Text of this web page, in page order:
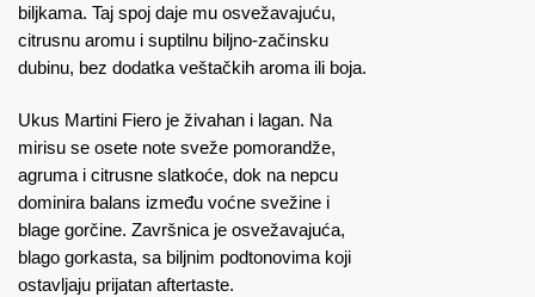
biljkama. Taj spoj daje mu osvežavajuću,
citrusnu aromu i suptilnu biljno-začinsku
dubinu, bez dodatka veštačkih aroma ili boja.
Ukus Martini Fiero je živahan i lagan. Na
mirisu se osete note sveže pomorandže,
agruma i citrusne slatkoće, dok na nepcu
dominira balans između voćne svežine i
blage gorčine. Završnica je osvežavajuća,
blago gorkasta, sa biljnim podtonovima koji
ostavljaju prijatan aftertaste.